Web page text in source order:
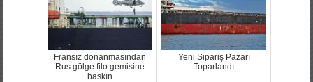
Fransız donanmasından
Rus gölge filo gemisine
baskın
Yeni Sipariş Pazarı
Toparlandı